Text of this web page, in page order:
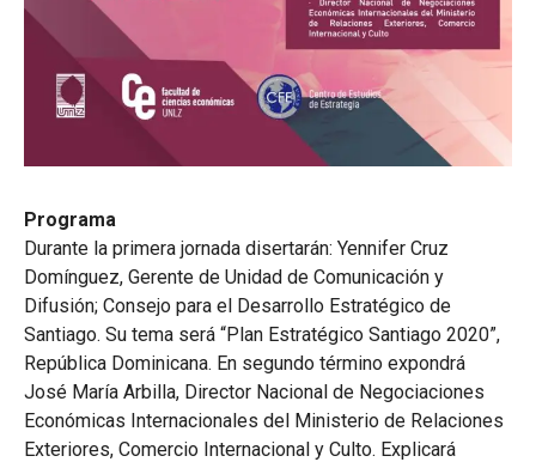
Programa
Durante la primera jornada disertarán: Yennifer Cruz
Domínguez, Gerente de Unidad de Comunicación y
Difusión; Consejo para el Desarrollo Estratégico de
Santiago. Su tema será “Plan Estratégico Santiago 2020”,
República Dominicana. En segundo término expondrá
José María Arbilla, Director Nacional de Negociaciones
Económicas Internacionales del Ministerio de Relaciones
Exteriores, Comercio Internacional y Culto. Explicará